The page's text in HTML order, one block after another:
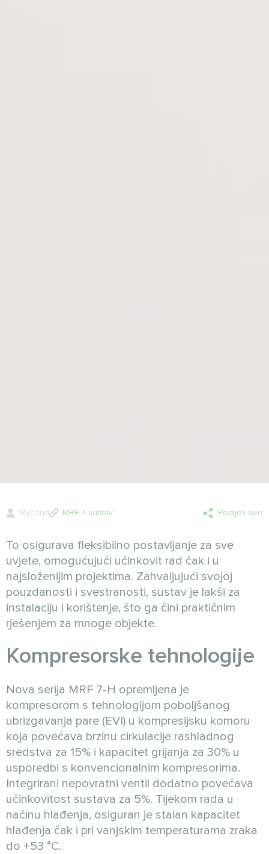
Mycond MRF 7 sustav Podijeli ovo
To osigurava fleksibilno postavljanje za sve
uvjete, omogućujući učinkovit rad čak i u
najsloženijim projektima. Zahvaljujući svojoj
pouzdanosti i svestranosti, sustav je lakši za
instalaciju i korištenje, što ga čini praktičnim
rješenjem za mnoge objekte.
Kompresorske tehnologije
Nova serija MRF 7-H opremljena je
kompresorom s tehnologijom poboljšanog
ubrizgavanja pare (EVI) u kompresijsku komoru
koja povećava brzinu cirkulacije rashladnog
sredstva za 15% i kapacitet grijanja za 30% u
usporedbi s konvencionalnim kompresorima.
Integrirani nepovratni ventil dodatno povećava
učinkovitost sustava za 5%. Tijekom rada u
načinu hlađenja, osiguran je stalan kapacitet
hlađenja čak i pri vanjskim temperaturama zraka
do +53 °C.